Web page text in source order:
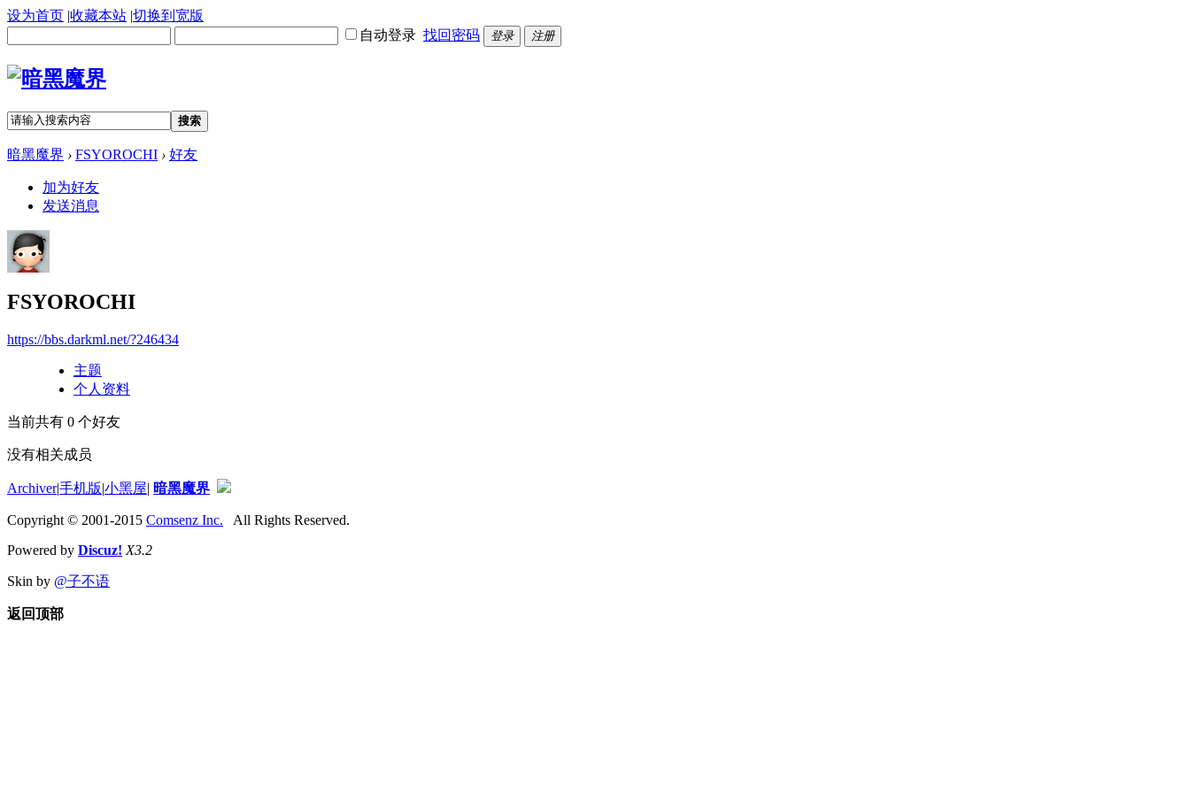
设为首页 |收藏本站 |切换到宽版
自动登录 找回密码 登录 注册
搜索
暗黑魔界 › FSYOROCHI › 好友
加为好友
发送消息
FSYOROCHI
https://bbs.darkml.net/?246434
主题
个人资料
当前共有 0 个好友
没有相关成员
Archiver|手机版|小黑屋| 暗黑魔界
Copyright © 2001-2015 Comsenz Inc. All Rights Reserved.
Powered by Discuz! X3.2
Skin by @子不语
返回顶部